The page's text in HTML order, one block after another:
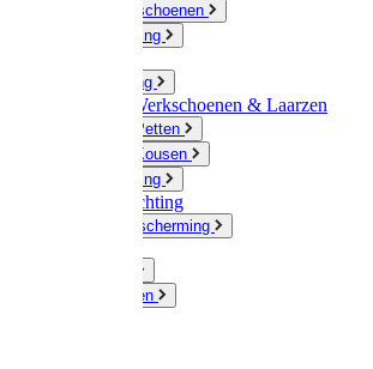
Werkhandschoenen
Regenkleding
Werkkleding
Wandel-/ Werkschoenen & Laarzen
Hoeden / Petten
Sokken / Kousen
Winterkleding
Winkelinrichting
Gelaatsbescherming
Knaagdieren